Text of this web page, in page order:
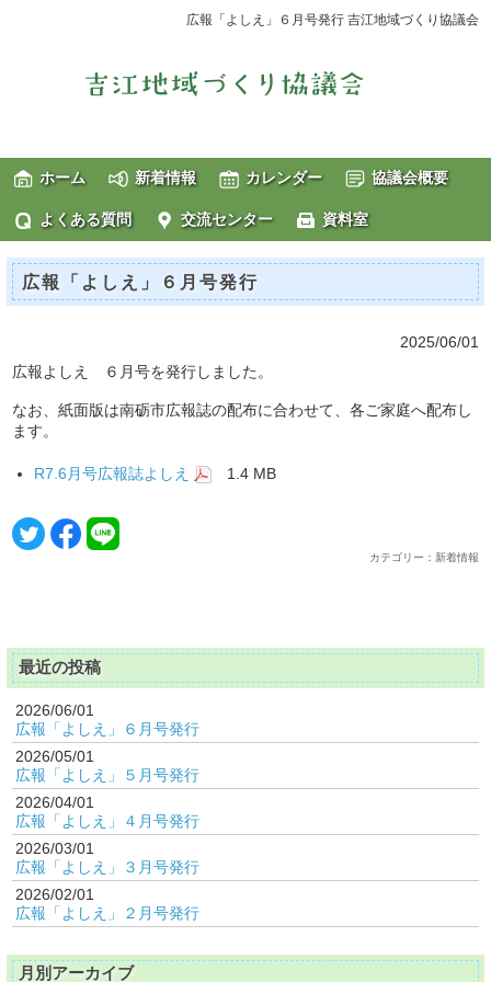
広報「よしえ」６月号発行 吉江地域づくり協議会
ホーム 新着情報 カレンダー 協議会概要
よくある質問 交流センター 資料室
広報「よしえ」６月号発行
2025/06/01
広報よしえ ６月号を発行しました。
なお、紙面版は南砺市広報誌の配布に合わせて、各ご家庭へ配布し
ます。
R7.6月号広報誌よしえ 1.4 MB
カテゴリー：新着情報
最近の投稿
2026/06/01
広報「よしえ」６月号発行
2026/05/01
広報「よしえ」５月号発行
2026/04/01
広報「よしえ」４月号発行
2026/03/01
広報「よしえ」３月号発行
2026/02/01
広報「よしえ」２月号発行
月別アーカイブ